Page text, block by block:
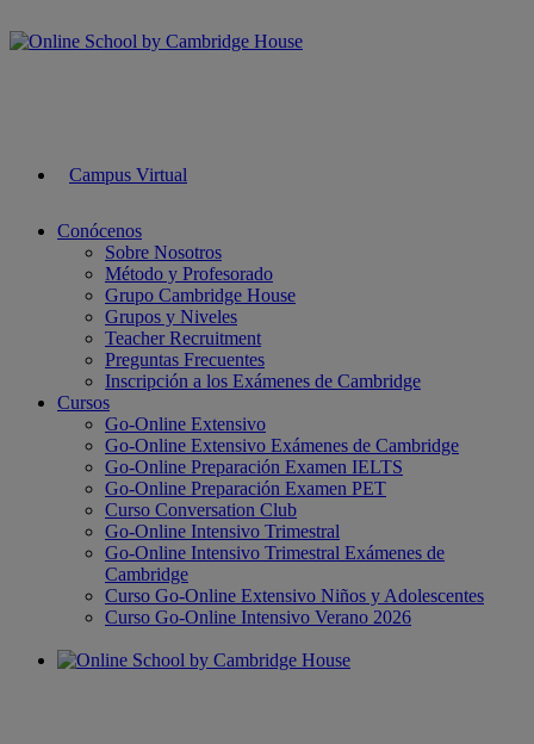
Campus Virtual
Conócenos
Sobre Nosotros
Método y Profesorado
Grupo Cambridge House
Grupos y Niveles
Teacher Recruitment
Preguntas Frecuentes
Inscripción a los Exámenes de Cambridge
Cursos
Go-Online Extensivo
Go-Online Extensivo Exámenes de Cambridge
Go-Online Preparación Examen IELTS
Go-Online Preparación Examen PET
Curso Conversation Club
Go-Online Intensivo Trimestral
Go-Online Intensivo Trimestral Exámenes de
Cambridge
Curso Go-Online Extensivo Niños y Adolescentes
Curso Go-Online Intensivo Verano 2026